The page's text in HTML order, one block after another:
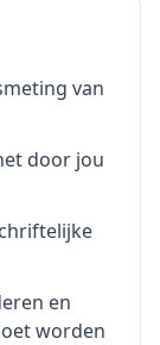
van
door jou
en
worden